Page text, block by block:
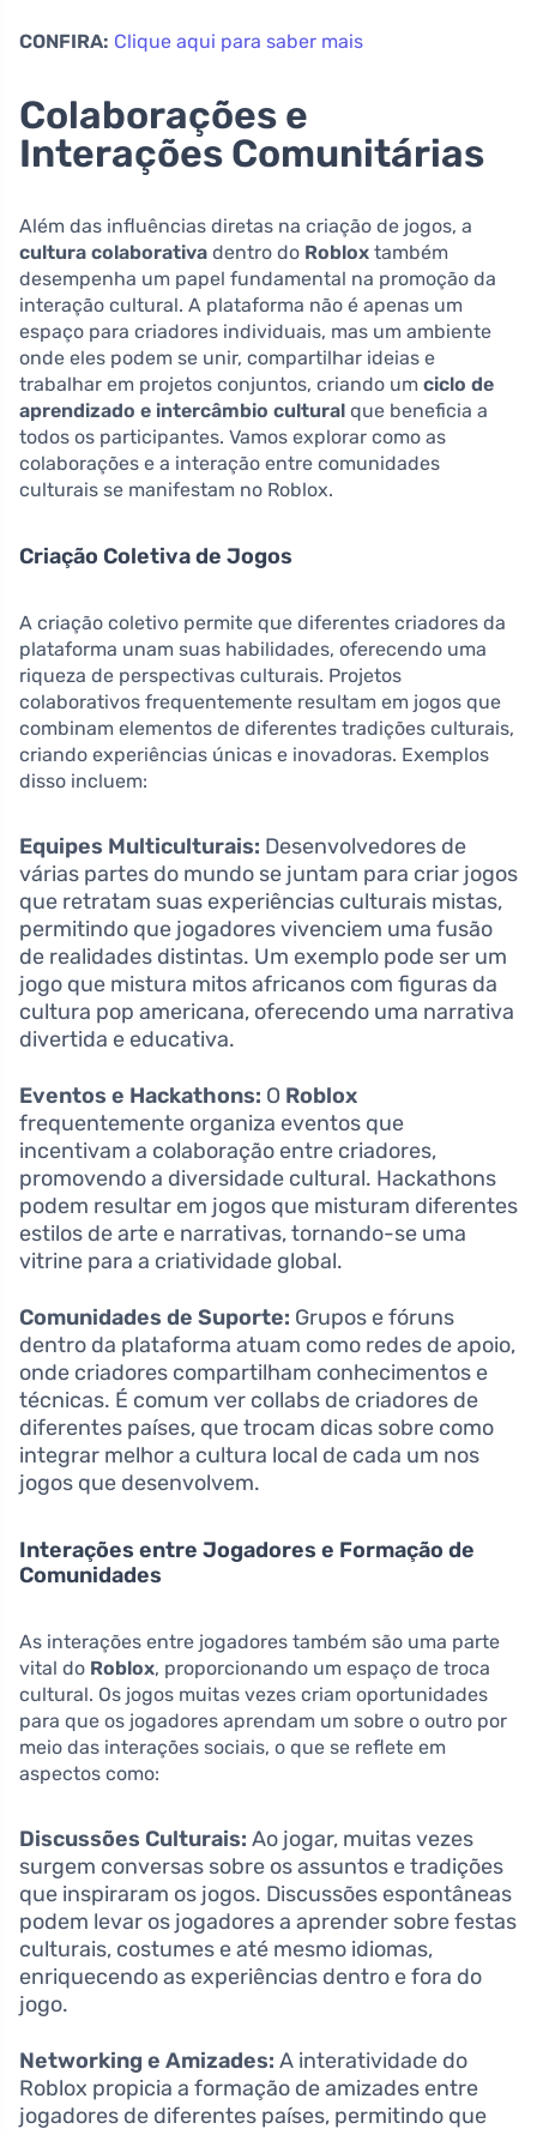
CONFIRA: Clique aqui para saber mais
Colaborações e
Interações Comunitárias
Além das influências diretas na criação de jogos, a
cultura colaborativa dentro do Roblox também
desempenha um papel fundamental na promoção da
interação cultural. A plataforma não é apenas um
espaço para criadores individuais, mas um ambiente
onde eles podem se unir, compartilhar ideias e
trabalhar em projetos conjuntos, criando um ciclo de
aprendizado e intercâmbio cultural que beneficia a
todos os participantes. Vamos explorar como as
colaborações e a interação entre comunidades
culturais se manifestam no Roblox.
Criação Coletiva de Jogos
A criação coletivo permite que diferentes criadores da
plataforma unam suas habilidades, oferecendo uma
riqueza de perspectivas culturais. Projetos
colaborativos frequentemente resultam em jogos que
combinam elementos de diferentes tradições culturais,
criando experiências únicas e inovadoras. Exemplos
disso incluem:
Equipes Multiculturais: Desenvolvedores de
várias partes do mundo se juntam para criar jogos
que retratam suas experiências culturais mistas,
permitindo que jogadores vivenciem uma fusão
de realidades distintas. Um exemplo pode ser um
jogo que mistura mitos africanos com figuras da
cultura pop americana, oferecendo uma narrativa
divertida e educativa.
Eventos e Hackathons: O Roblox
frequentemente organiza eventos que
incentivam a colaboração entre criadores,
promovendo a diversidade cultural. Hackathons
podem resultar em jogos que misturam diferentes
estilos de arte e narrativas, tornando-se uma
vitrine para a criatividade global.
Comunidades de Suporte: Grupos e fóruns
dentro da plataforma atuam como redes de apoio,
onde criadores compartilham conhecimentos e
técnicas. É comum ver collabs de criadores de
diferentes países, que trocam dicas sobre como
integrar melhor a cultura local de cada um nos
jogos que desenvolvem.
Interações entre Jogadores e Formação de
Comunidades
As interações entre jogadores também são uma parte
vital do Roblox, proporcionando um espaço de troca
cultural. Os jogos muitas vezes criam oportunidades
para que os jogadores aprendam um sobre o outro por
meio das interações sociais, o que se reflete em
aspectos como:
Discussões Culturais: Ao jogar, muitas vezes
surgem conversas sobre os assuntos e tradições
que inspiraram os jogos. Discussões espontâneas
podem levar os jogadores a aprender sobre festas
culturais, costumes e até mesmo idiomas,
enriquecendo as experiências dentro e fora do
jogo.
Networking e Amizades: A interatividade do
Roblox propicia a formação de amizades entre
jogadores de diferentes países, permitindo que